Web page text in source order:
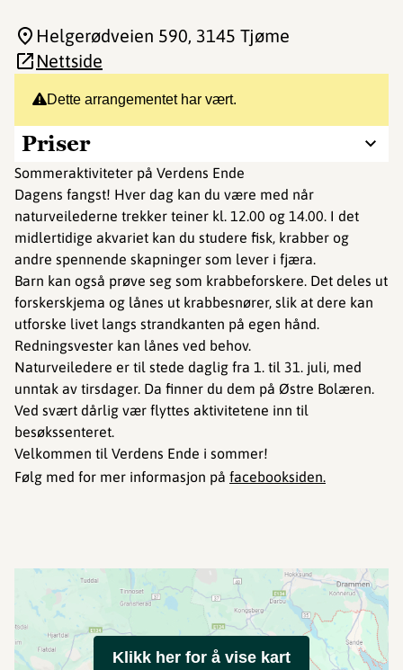
Dette arrangementet har vært.
Priser
Sommeraktiviteter på Verdens Ende
Dagens fangst! Hver dag kan du være med når
naturveilederne trekker teiner kl. 12.00 og 14.00. I det
midlertidige akvariet kan du studere fisk, krabber og
andre spennende skapninger som lever i fjæra.
Barn kan også prøve seg som krabbeforskere. Det deles ut
forskerskjema og lånes ut krabbesnører, slik at dere kan
utforske livet langs strandkanten på egen hånd.
Redningsvester kan lånes ved behov.
Naturveiledere er til stede daglig fra 1. til 31. juli, med
unntak av tirsdager. Da finner du dem på Østre Bolæren.
Ved svært dårlig vær flyttes aktivitetene inn til
besøkssenteret.
Velkommen til Verdens Ende i sommer!
Følg med for mer informasjon på facebooksiden.
Helgerødveien 590, 3145 Tjøme
Nettside
Klikk her for å vise kart